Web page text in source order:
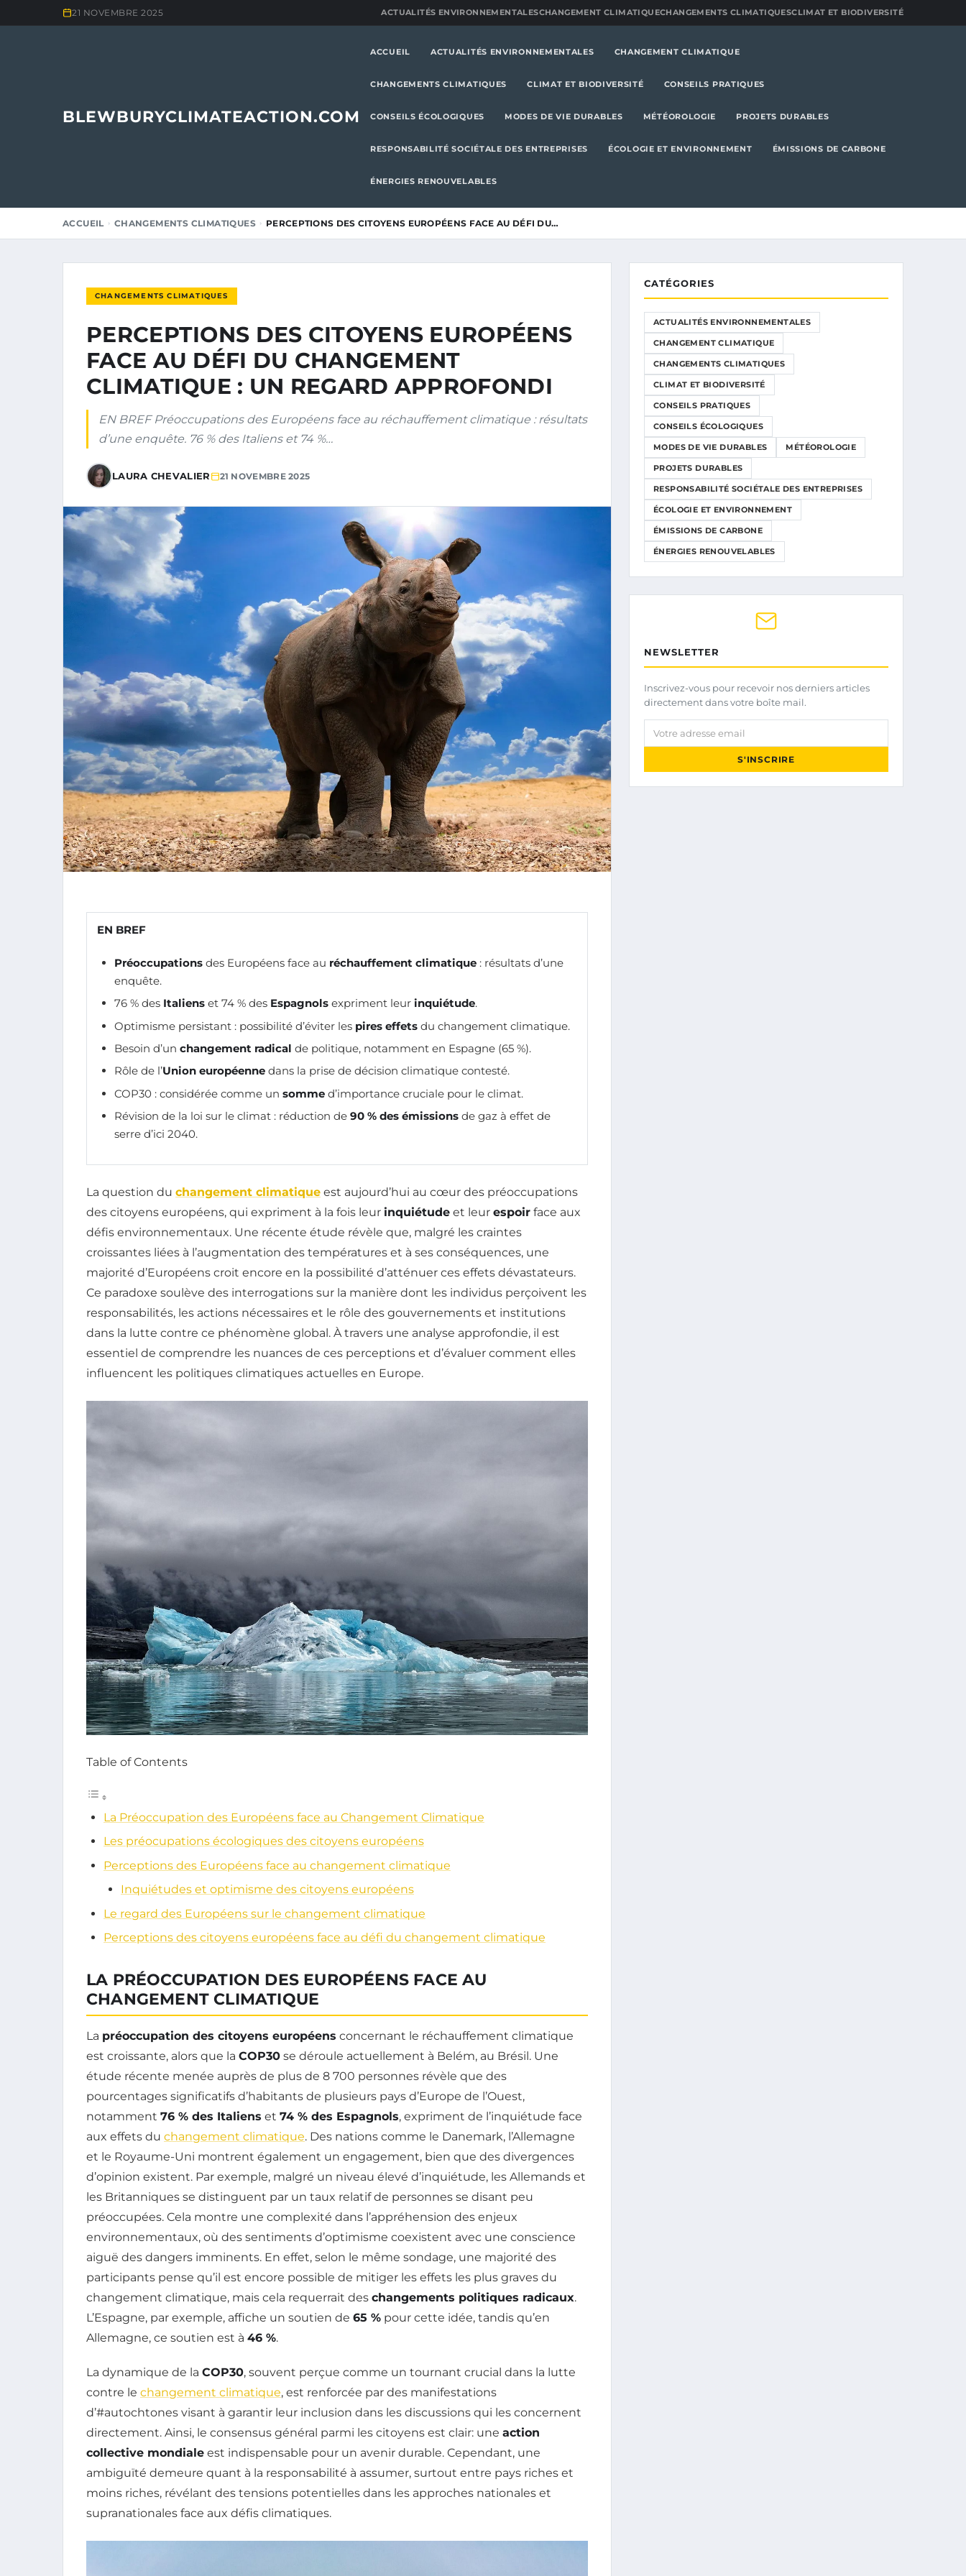
21 NOVEMBRE 2025 ACTUALITÉS ENVIRONNEMENTALESCHANGEMENT CLIMATIQUECHANGEMENTS CLIMATIQUESCLIMAT ET BIODIVERSITÉ
BLEWBURYCLIMATEACTION.COM
ACCUEIL ACTUALITÉS ENVIRONNEMENTALES CHANGEMENT CLIMATIQUE
CHANGEMENTS CLIMATIQUES CLIMAT ET BIODIVERSITÉ CONSEILS PRATIQUES
CONSEILS ÉCOLOGIQUES MODES DE VIE DURABLES MÉTÉOROLOGIE PROJETS DURABLES
RESPONSABILITÉ SOCIÉTALE DES ENTREPRISES ÉCOLOGIE ET ENVIRONNEMENT ÉMISSIONS DE CARBONE
ÉNERGIES RENOUVELABLES
ACCUEIL CHANGEMENTS CLIMATIQUES PERCEPTIONS DES CITOYENS EUROPÉENS FACE AU DÉFI DU…
CHANGEMENTS CLIMATIQUES
PERCEPTIONS DES CITOYENS EUROPÉENS
FACE AU DÉFI DU CHANGEMENT
CLIMATIQUE : UN REGARD APPROFONDI
EN BREF Préoccupations des Européens face au réchauffement climatique : résultats
d’une enquête. 76 % des Italiens et 74 %…
LAURA CHEVALIER 21 NOVEMBRE 2025
EN BREF
Préoccupations des Européens face au réchauffement climatique : résultats d’une
enquête.
76 % des Italiens et 74 % des Espagnols expriment leur inquiétude.
Optimisme persistant : possibilité d’éviter les pires effets du changement climatique.
Besoin d’un changement radical de politique, notamment en Espagne (65 %).
Rôle de l’Union européenne dans la prise de décision climatique contesté.
COP30 : considérée comme un somme d’importance cruciale pour le climat.
Révision de la loi sur le climat : réduction de 90 % des émissions de gaz à effet de
serre d’ici 2040.
La question du changement climatique est aujourd’hui au cœur des préoccupations
des citoyens européens, qui expriment à la fois leur inquiétude et leur espoir face aux
défis environnementaux. Une récente étude révèle que, malgré les craintes
croissantes liées à l’augmentation des températures et à ses conséquences, une
majorité d’Européens croit encore en la possibilité d’atténuer ces effets dévastateurs.
Ce paradoxe soulève des interrogations sur la manière dont les individus perçoivent les
responsabilités, les actions nécessaires et le rôle des gouvernements et institutions
dans la lutte contre ce phénomène global. À travers une analyse approfondie, il est
essentiel de comprendre les nuances de ces perceptions et d’évaluer comment elles
influencent les politiques climatiques actuelles en Europe.
Table of Contents
La Préoccupation des Européens face au Changement Climatique
Les préocupations écologiques des citoyens européens
Perceptions des Européens face au changement climatique
Inquiétudes et optimisme des citoyens européens
Le regard des Européens sur le changement climatique
Perceptions des citoyens européens face au défi du changement climatique
LA PRÉOCCUPATION DES EUROPÉENS FACE AU
CHANGEMENT CLIMATIQUE
La préoccupation des citoyens européens concernant le réchauffement climatique
est croissante, alors que la COP30 se déroule actuellement à Belém, au Brésil. Une
étude récente menée auprès de plus de 8 700 personnes révèle que des
pourcentages significatifs d’habitants de plusieurs pays d’Europe de l’Ouest,
notamment 76 % des Italiens et 74 % des Espagnols, expriment de l’inquiétude face
aux effets du changement climatique. Des nations comme le Danemark, l’Allemagne
et le Royaume-Uni montrent également un engagement, bien que des divergences
d’opinion existent. Par exemple, malgré un niveau élevé d’inquiétude, les Allemands et
les Britanniques se distinguent par un taux relatif de personnes se disant peu
préoccupées. Cela montre une complexité dans l’appréhension des enjeux
environnementaux, où des sentiments d’optimisme coexistent avec une conscience
aiguë des dangers imminents. En effet, selon le même sondage, une majorité des
participants pense qu’il est encore possible de mitiger les effets les plus graves du
changement climatique, mais cela requerrait des changements politiques radicaux.
L’Espagne, par exemple, affiche un soutien de 65 % pour cette idée, tandis qu’en
Allemagne, ce soutien est à 46 %.
La dynamique de la COP30, souvent perçue comme un tournant crucial dans la lutte
contre le changement climatique, est renforcée par des manifestations
d’#autochtones visant à garantir leur inclusion dans les discussions qui les concernent
directement. Ainsi, le consensus général parmi les citoyens est clair: une action
collective mondiale est indispensable pour un avenir durable. Cependant, une
ambiguïté demeure quant à la responsabilité à assumer, surtout entre pays riches et
moins riches, révélant des tensions potentielles dans les approches nationales et
supranationales face aux défis climatiques.
CATÉGORIES
ACTUALITÉS ENVIRONNEMENTALES
CHANGEMENT CLIMATIQUE
CHANGEMENTS CLIMATIQUES
CLIMAT ET BIODIVERSITÉ
CONSEILS PRATIQUES
CONSEILS ÉCOLOGIQUES
MODES DE VIE DURABLES MÉTÉOROLOGIE
PROJETS DURABLES
RESPONSABILITÉ SOCIÉTALE DES ENTREPRISES
ÉCOLOGIE ET ENVIRONNEMENT
ÉMISSIONS DE CARBONE
ÉNERGIES RENOUVELABLES
NEWSLETTER
Inscrivez-vous pour recevoir nos derniers articles
directement dans votre boîte mail.
Votre adresse email
S'INSCRIRE